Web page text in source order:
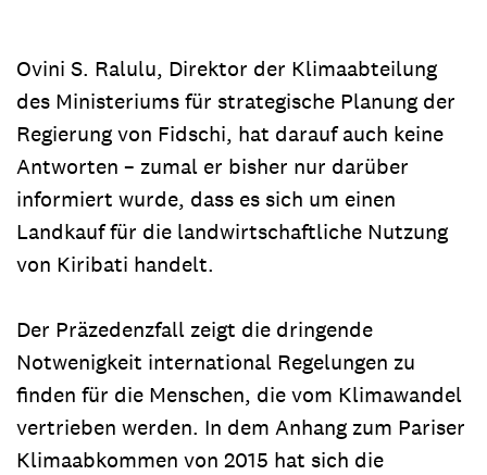
Ovini S. Ralulu, Direktor der Klimaabteilung
des Ministeriums für strategische Planung der
Regierung von Fidschi, hat darauf auch keine
Antworten – zumal er bisher nur darüber
informiert wurde, dass es sich um einen
Landkauf für die landwirtschaftliche Nutzung
von Kiribati handelt.
Der Präzedenzfall zeigt die dringende
Notwenigkeit international Regelungen zu
finden für die Menschen, die vom Klimawandel
vertrieben werden. In dem Anhang zum Pariser
Klimaabkommen von 2015 hat sich die